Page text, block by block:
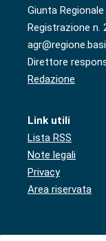
Giunta
Registrazione n.
Direttore
Redazione
Link utili
Lista RSS
Note legali
Privacy
Area riservata